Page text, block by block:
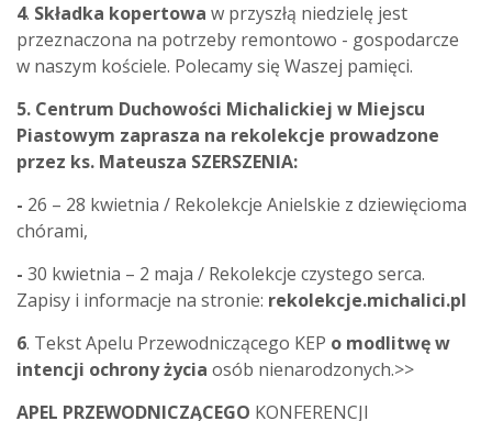
4. Składka kopertowa w przyszłą niedzielę jest
przeznaczona na potrzeby remontowo - gospodarcze
w naszym kościele. Polecamy się Waszej pamięci.
5. Centrum Duchowości Michalickiej w Miejscu
Piastowym zaprasza na rekolekcje prowadzone
przez ks. Mateusza SZERSZENIA:
- 26 – 28 kwietnia / Rekolekcje Anielskie z dziewięcioma
chórami,
- 30 kwietnia – 2 maja / Rekolekcje czystego serca.
Zapisy i informacje na stronie: rekolekcje.michalici.pl
6. Tekst Apelu Przewodniczącego KEP o modlitwę w
intencji ochrony życia osób nienarodzonych.>>
APEL PRZEWODNICZĄCEGO KONFERENCJI